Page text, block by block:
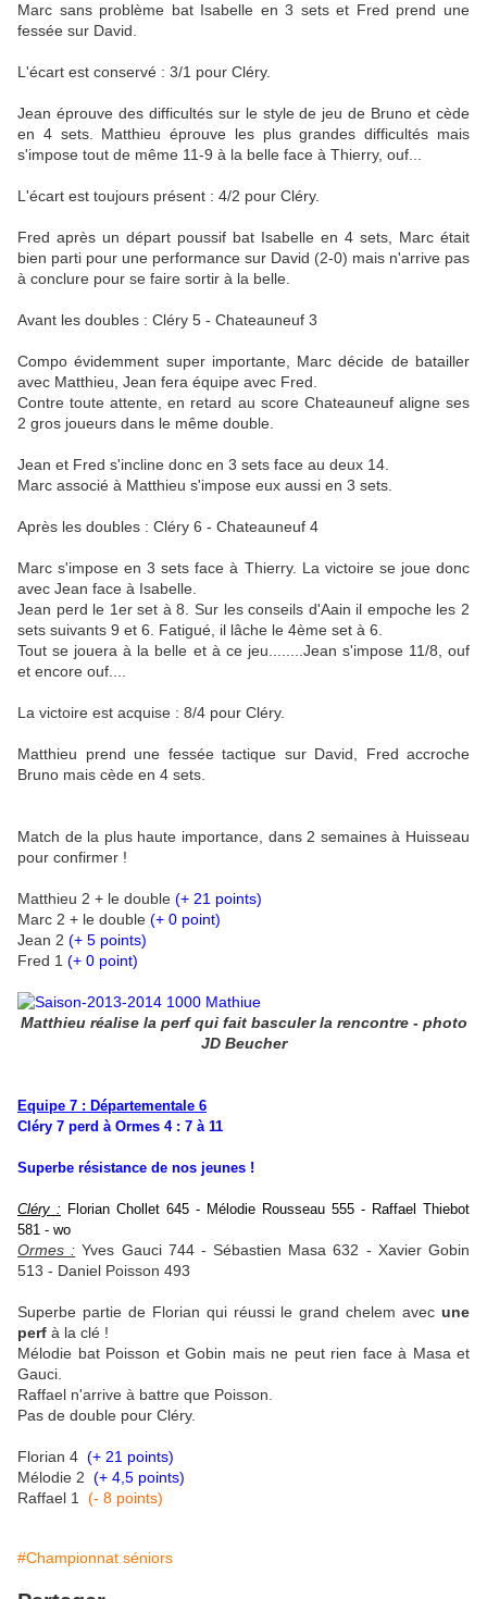
Marc sans problème bat Isabelle en 3 sets et Fred prend une
fessée sur David.
L'écart est conservé : 3/1 pour Cléry.
Jean éprouve des difficultés sur le style de jeu de Bruno et cède
en 4 sets. Matthieu éprouve les plus grandes difficultés mais
s'impose tout de même 11-9 à la belle face à Thierry, ouf...
L'écart est toujours présent : 4/2 pour Cléry.
Fred après un départ poussif bat Isabelle en 4 sets, Marc était
bien parti pour une performance sur David (2-0) mais n'arrive pas
à conclure pour se faire sortir à la belle.
Avant les doubles : Cléry 5 - Chateauneuf 3
Compo évidemment super importante, Marc décide de batailler
avec Matthieu, Jean fera équipe avec Fred.
Contre toute attente, en retard au score Chateauneuf aligne ses
2 gros joueurs dans le même double.
Jean et Fred s'incline donc en 3 sets face au deux 14.
Marc associé à Matthieu s'impose eux aussi en 3 sets.
Après les doubles : Cléry 6 - Chateauneuf 4
Marc s'impose en 3 sets face à Thierry. La victoire se joue donc
avec Jean face à Isabelle.
Jean perd le 1er set à 8. Sur les conseils d'Aain il empoche les 2
sets suivants 9 et 6. Fatigué, il lâche le 4ème set à 6.
Tout se jouera à la belle et à ce jeu........Jean s'impose 11/8, ouf
et encore ouf....
La victoire est acquise : 8/4 pour Cléry.
Matthieu prend une fessée tactique sur David, Fred accroche
Bruno mais cède en 4 sets.
Match de la plus haute importance, dans 2 semaines à Huisseau
pour confirmer !
Matthieu 2 + le double (+ 21 points)
Marc 2 + le double (+ 0 point)
Jean 2 (+ 5 points)
Fred 1 (+ 0 point)
Matthieu réalise la perf qui fait basculer la rencontre - photo
JD Beucher
Equipe 7 : Départementale 6
Cléry 7 perd à Ormes 4 : 7 à 11
Superbe résistance de nos jeunes !
Cléry : Florian Chollet 645 - Mélodie Rousseau 555 - Raffael Thiebot
581 - wo
Ormes : Yves Gauci 744 - Sébastien Masa 632 - Xavier Gobin
513 - Daniel Poisson 493
Superbe partie de Florian qui réussi le grand chelem avec une
perf à la clé !
Mélodie bat Poisson et Gobin mais ne peut rien face à Masa et
Gauci.
Raffael n'arrive à battre que Poisson.
Pas de double pour Cléry.
Florian 4 (+ 21 points)
Mélodie 2 (+ 4,5 points)
Raffael 1 (- 8 points)
#Championnat séniors